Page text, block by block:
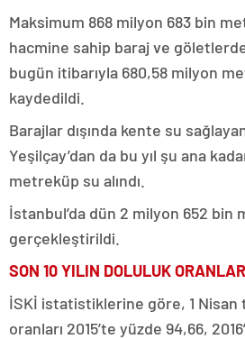
Maksimum 868 milyon 683 bin
hacmine sahip baraj ve
bugün itibarıyla 680,58 milyon
kaydedildi.
Barajlar dışında kente su
Yeşilçay’dan da bu yıl şu ana
metreküp su alındı.
İstanbul’da dün 2 milyon 652
gerçekleştirildi.
SON 10 YILIN DOLULUK
İSKİ istatistiklerine göre, 1 Nisan
oranları 2015’te yüzde 94,66,